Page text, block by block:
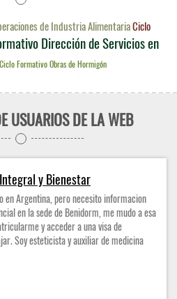
de Industria AlimentariaCiclo
Dirección de Servicios en
Ciclo Formativo Obras de Hormigón
USUARIOS DE LA WEB
y Bienestar
en Argentina, pero necesito informacion
en la sede de Benidorm, me mudo a esa
y acceder a una visa de
Soy esteticista y auxiliar de medicina